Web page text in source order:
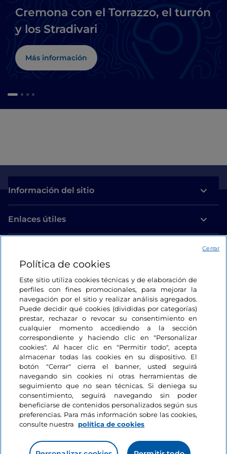
Cremona con el Torrazzo, el turrón
y los Stradivari
Más información
Información del sitio
Enlaces útiles
Estamos en contacto
Política de cookies
Este sitio utiliza cookies técnicas y de elaboración de
perfiles con fines promocionales, para mejorar la
navegación por el sitio y realizar análisis agregados.
Puede decidir qué cookies (divididas por categorías)
prestar, rechazar o revocar su consentimiento en
cualquier momento accediendo a la sección
correspondiente y haciendo clic en "Personalizar
cookies". Al hacer clic en "Permitir todo", acepta
almacenar todas las cookies en su dispositivo. El
botón "Cerrar" cierra el banner, usted seguirá
navegando sin cookies ni otras herramientas de
seguimiento que no sean técnicas. Si deniega su
consentimiento, seguirá navegando sin poder
beneficiarse de contenidos personalizados según sus
preferencias. Para más información sobre las cookies,
consulte nuestra
política de cookies
Cerrar